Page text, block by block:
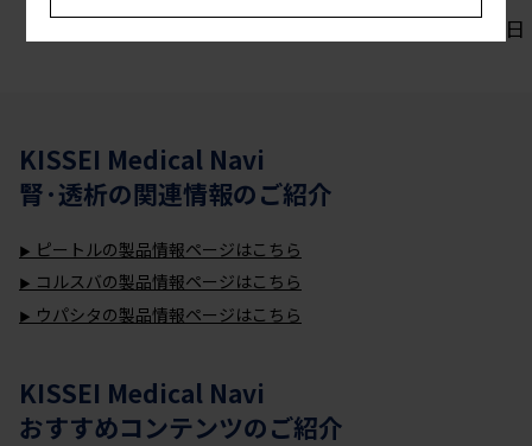
2021年03月22日
KISSEI Medical Navi
腎·透析の関連情報のご紹介
ピートルの製品情報ページはこちら
コルスバの製品情報ページはこちら
ウパシタの製品情報ページはこちら
KISSEI Medical Navi
おすすめコンテンツのご紹介